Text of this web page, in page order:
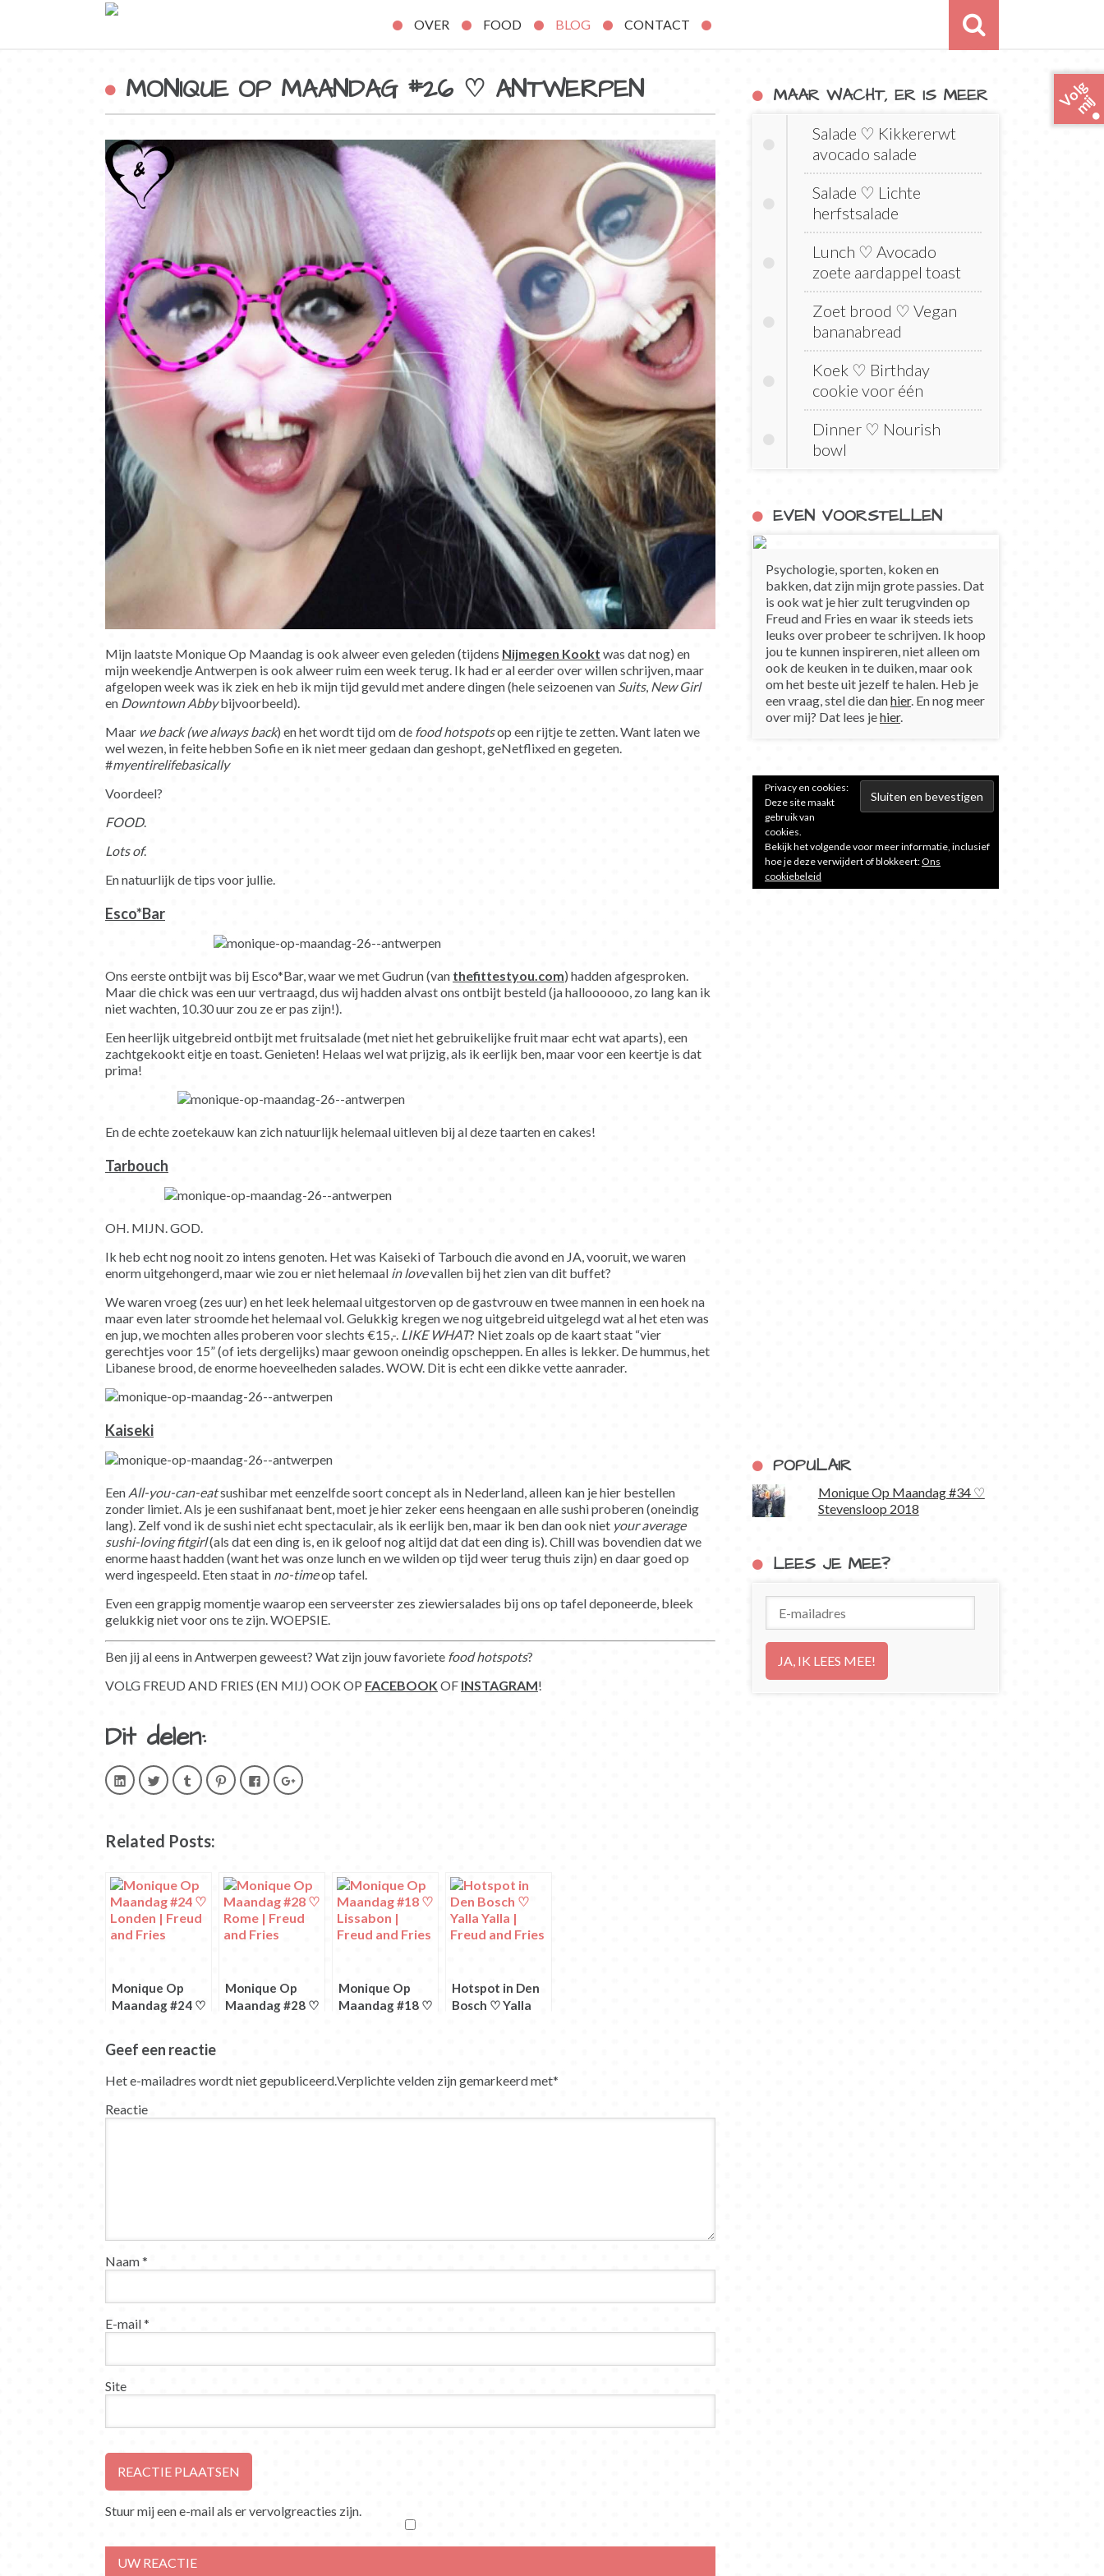
OVER FOOD BLOG CONTACT
V
o
l
g
m
i
j
MONIQUE OP MAANDAG #26 ♡ ANTWERPEN
Mijn laatste Monique Op Maandag is ook alweer even geleden (tijdens Nijmegen Kookt was dat nog) en
mijn weekendje Antwerpen is ook alweer ruim een week terug. Ik had er al eerder over willen schrijven, maar
afgelopen week was ik ziek en heb ik mijn tijd gevuld met andere dingen (hele seizoenen van Suits, New Girl
en Downtown Abbybijvoorbeeld).
Maar we back (we always back) en het wordt tijd om de food hotspotsop een rijtje te zetten. Want laten we
wel wezen, in feite hebben Sofie en ik niet meer gedaan dan geshopt, geNetflixed en gegeten.
#myentirelifebasically
Voordeel?
FOOD.
Lots of.
En natuurlijk de tips voor jullie.
Esco*Bar
Ons eerste ontbijt was bij Esco*Bar, waar we met Gudrun (van thefittestyou.com) hadden afgesproken.
Maar die chick was een uur vertraagd, dus wij hadden alvast ons ontbijt besteld (ja halloooooo, zo lang kan ik
niet wachten, 10.30 uur zou ze er pas zijn!).
Een heerlijk uitgebreid ontbijt met fruitsalade (met niet het gebruikelijke fruit maar echt wat aparts), een
zachtgekookt eitje en toast. Genieten! Helaas wel wat prijzig, als ik eerlijk ben, maar voor een keertje is dat
prima!
En de echte zoetekauw kan zich natuurlijk helemaal uitleven bij al deze taarten en cakes!
Tarbouch
OH. MIJN. GOD.
Ik heb echt nog nooit zo intens genoten. Het was Kaiseki of Tarbouch die avond en JA, vooruit, we waren
enorm uitgehongerd, maar wie zou er niet helemaal in lovevallen bij het zien van dit buffet?
We waren vroeg (zes uur) en het leek helemaal uitgestorven op de gastvrouw en twee mannen in een hoek na
maar even later stroomde het helemaal vol. Gelukkig kregen we nog uitgebreid uitgelegd wat al het eten was
en jup, we mochten alles proberen voor slechts €15,-. LIKE WHAT? Niet zoals op de kaart staat “vier
gerechtjes voor 15” (of iets dergelijks) maar gewoon oneindig opscheppen. En alles is lekker. De hummus, het
Libanese brood, de enorme hoeveelheden salades. WOW. Dit is echt een dikke vette aanrader.
Kaiseki
Een All-you-can-eatsushibar met eenzelfde soort concept als in Nederland, alleen kan je hier bestellen
zonder limiet. Als je een sushifanaat bent, moet je hier zeker eens heengaan en alle sushi proberen (oneindig
lang). Zelf vond ik de sushi niet echt spectaculair, als ik eerlijk ben, maar ik ben dan ook niet your average
sushi-loving fitgirl(als dat een ding is, en ik geloof nog altijd dat dat een ding is). Chill was bovendien dat we
enorme haast hadden (want het was onze lunch en we wilden op tijd weer terug thuis zijn) en daar goed op
werd ingespeeld. Eten staat in no-timeop tafel.
Even een grappig momentje waarop een serveerster zes ziewiersalades bij ons op tafel deponeerde, bleek
gelukkig niet voor ons te zijn. WOEPSIE.
Ben jij al eens in Antwerpen geweest? Wat zijn jouw favoriete food hotspots?
VOLG FREUD AND FRIES (EN MIJ) OOK OP FACEBOOK OF INSTAGRAM!
Dit delen:
Klik
om
op
(Wordt
in
geopend)
Klik
om
te
(Wordt
in
geopend)
Klik
om
op
(Wordt
in
venster
geopend)
Klik
om
op
venster
geopend)
Klik
om
te
geopend)
Klik
om
op
geopend)
Related Posts:
Monique Op
Maandag #24 ♡
Monique Op
Maandag #28 ♡
Monique Op
Maandag #18 ♡
Hotspot in Den
Bosch ♡ Yalla
Geef een reactie
Het e-mailadres wordt niet gepubliceerd.Verplichte velden zijn gemarkeerd met*
Reactie
Naam*
E-mail*
Site
Stuur mij een e-mail als er vervolgreacties zijn.
MAAR WACHT, ER IS MEER
Salade ♡ Kikkererwt
avocado salade
Salade ♡ Lichte
herfstsalade
Lunch ♡ Avocado
zoete aardappel toast
Zoet brood ♡ Vegan
bananabread
Koek ♡ Birthday
cookie voor één
Dinner ♡ Nourish
bowl
EVEN VOORSTELLEN
Psychologie, sporten, koken en
bakken, dat zijn mijn grote passies. Dat
is ook wat je hier zult terugvinden op
Freud and Fries en waar ik steeds iets
leuks over probeer te schrijven. Ik hoop
jou te kunnen inspireren, niet alleen om
ook de keuken in te duiken, maar ook
om het beste uit jezelf te halen. Heb je
een vraag, stel die danhier. En nog meer
over mij? Dat lees jehier.
Privacy en cookies:
Deze site maakt
gebruik van
cookies.
Bekijk het volgende voor meer informatie, inclusief
hoe je deze verwijdert of blokkeert:Ons
cookiebeleid
POPULAIR
Monique Op Maandag #34 ♡
Stevensloop 2018
LEES JE MEE?
mailadres